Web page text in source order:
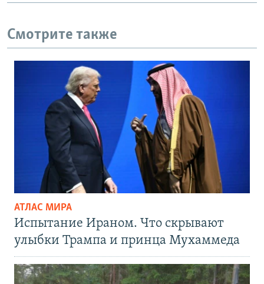
Смотрите также
АТЛАС МИРА
Испытание Ираном. Что скрывают
улыбки Трампа и принца Мухаммеда